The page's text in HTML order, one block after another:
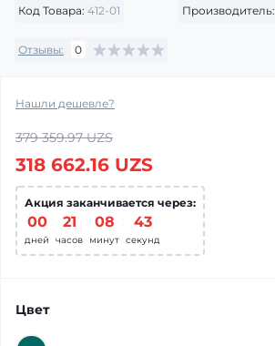
Код Товара: 412-01 Производитель:
Отзывы: 0
Нашли дешевле?
379 359.97 UZS
318 662.16 UZS
Акция заканчивается через:
00
дней
21
часов
08
минут
42
секунд
Цвет